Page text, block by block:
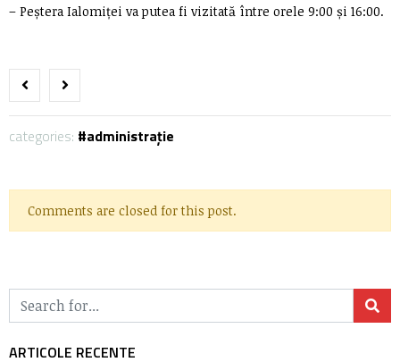
– Peștera Ialomiței va putea fi vizitată între orele 9:00 și 16:00.
categories: administrație
Comments are closed for this post.
ARTICOLE RECENTE